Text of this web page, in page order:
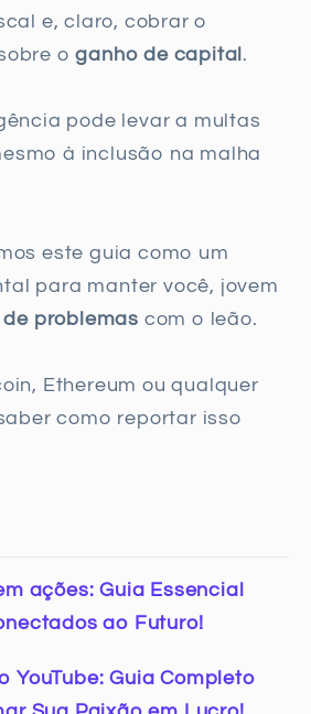
e, claro, cobrar o
oganho de capital.
pode levar a multas
à inclusão na malha
este guia como um
para manter você, jovem
de problemas com o leão.
Ethereum ou qualquer
como reportar isso
ações: Guia Essencial
ao Futuro!
YouTube: Guia Completo